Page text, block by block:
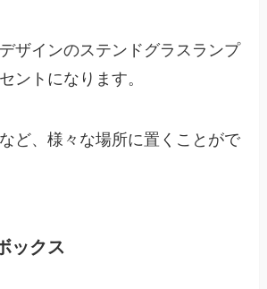
ザインのステンドグラスランプ
ントになります。
ど、様々な場所に置くことがで
ックス